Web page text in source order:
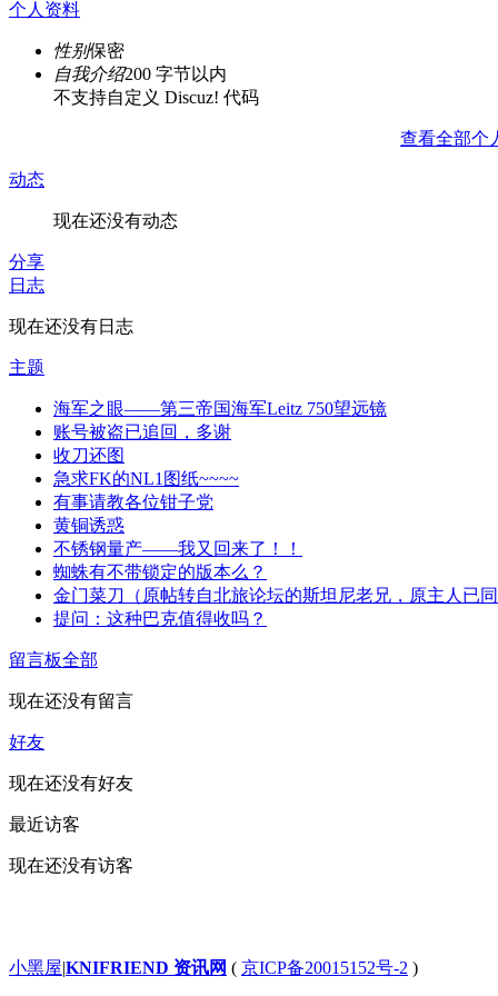
个人资料
性别保密
自我介绍200 字节以内
不支持自定义 Discuz! 代码
查看全部个
动态
现在还没有动态
分享
日志
现在还没有日志
主题
海军之眼——第三帝国海军Leitz 750望远镜
账号被盗已追回，多谢
收刀还图
急求FK的NL1图纸~~~~
有事请教各位钳子党
黄铜诱惑
不锈钢量产——我又回来了！！
蜘蛛有不带锁定的版本么？
金门菜刀（原帖转自北旅论坛的斯坦尼老兄，原主人已
提问：这种巴克值得收吗？
留言板全部
现在还没有留言
好友
现在还没有好友
最近访客
现在还没有访客
小黑屋|KNIFRIEND 资讯网 ( 京ICP备20015152号-2 )